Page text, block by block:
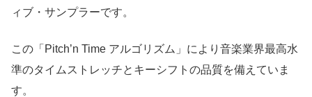
ィブ・サンプラーです。
この「Pitch’n Time アルゴリズム」により音楽業界最高水
準のタイムストレッチとキーシフトの品質を備えていま
す。